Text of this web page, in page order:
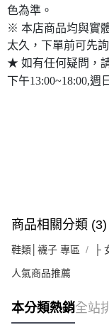
色為準。
※ 本店商品均與實
太久，下單前可先
★ 如有任何疑問，請
下午13:00~18:00,週
商品相關分類 (3)
鞋類│襪子 專區 ├
人氣商品推薦
本分類熱銷全站